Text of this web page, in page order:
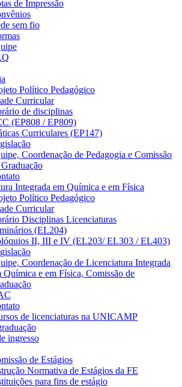
de Impressão
sem fio
Político Pedagógico
Curricular
de disciplinas
(EP808 / EP809)
Curriculares (EP147)
Coordenação de Pedagogia e Comissão
Integrada em Química e em Física
Político Pedagógico
Curricular
Disciplinas Licenciaturas
(EL204)
II, III e IV (EL203/ EL303 / EL403)
Coordenação de Licenciatura Integrada
Química e em Física, Comissão de
de licenciaturas na UNICAMP
ingresso
de Estágios
Normativa de Estágios da FE
para fins de estágio